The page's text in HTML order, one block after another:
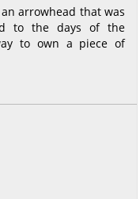
arrowhead that was
to the days of the
to own a piece of